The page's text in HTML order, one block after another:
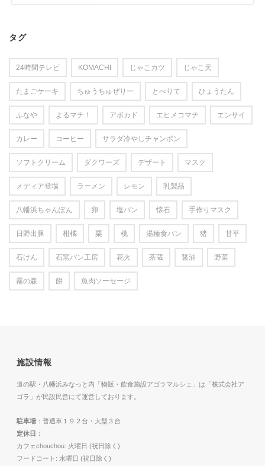
タグ
24時間テレビ KOMACHI じゃこカツ じゃこ天
たまごケーキ ちゅうちゅぜりー とべりて ひょうたん
ふなや よるマチ！ アボカド エヒメコマチ エンサイ
カレー コーヒー サラダ冷やしチャンポン
ソフトクリーム ダクワーズ デザート マスク
メディア登場 ラーメン レモン 乳製品
八幡浜ちゃんぽん 卵 塩パン 懐石 手作りマスク
日野出豚 柑橘 栗 桃 湯種食パン 猪 甘平
石けん 石窯パン工房 花火 茶蔵 醤油 野菜
霧の森 餅 魚肉ソーセージ
施設情報
道の駅・八幡浜みなっと内「物販・飲食施設アゴラマルシェ」は「株式会社ア
ゴラ」が民設民営にて運営しております。
駐車場 ：普通車１９２台・大型３台
定休日 ：
カフェchouchou: 火曜日 (祝日除く)
フードコート: 水曜日 (祝日除く)